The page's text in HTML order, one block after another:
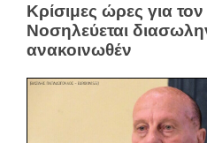
Κρίσιμες ώρες για
Νοσηλεύεται
ανακοινωθέν